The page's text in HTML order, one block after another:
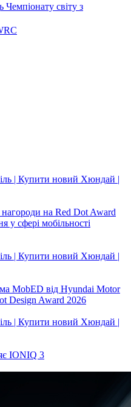
світу з
на Red Dot Award
у сфері мобільності
MobED від Hyundai Motor
Design Award 2026
IONIQ 3